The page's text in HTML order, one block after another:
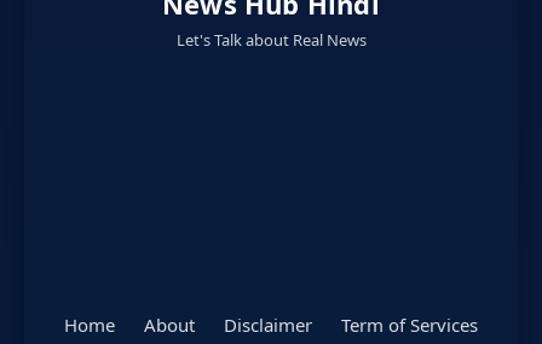
Let's Talk about Real News
Home About Disclaimer
Term of Services